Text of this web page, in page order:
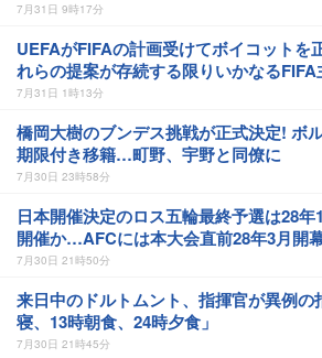
7月31日 9時17分
UEFAがFIFAの計画受けてボイコットを
れらの提案が存続する限りいかなる
参加しない」
7月31日 1時13分
橋岡大樹のブンデス挑戦が正式決定! ボ
期限付き移籍…町野、宇野と同僚に
7月30日 23時58分
日本開催決定のロス五輪最終予選は28年
開催か…AFCには本大会直前28年3月開
7月30日 21時50分
来日中のドルトムント、指揮官が異例の
寝、13時朝食、24時夕食」
7月30日 21時45分